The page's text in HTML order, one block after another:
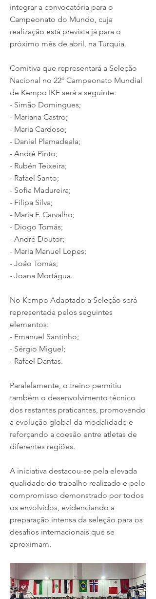
integrar a convocatória para o
Campeonato do Mundo, cuja
realização está prevista já para o
próximo mês de abril, na Turquia.
Comitiva que representará a Seleção
Nacional no 22º Campeonato Mundial
de Kempo IKF será a seguinte:
- Simão Domingues;
- Mariana Castro;
- Maria Cardoso;
- Daniel Plamadeala;
- André Pinto;
- Rubén Teixeira;
- Rafael Santo;
- Sofia Madureira;
- Filipa Silva;
- Maria F. Carvalho;
- Diogo Tomás;
- André Doutor;
- Maria Manuel Lopes;
- João Tomás;
- Joana Mortágua.
No Kempo Adaptado a Seleção será
representada pelos seguintes
elementos:
- Emanuel Santinho;
- Sérgio Miguel;
- Rafael Dantas.
Paralelamente, o treino permitiu
também o desenvolvimento técnico
dos restantes praticantes, promovendo
a evolução global da modalidade e
reforçando a coesão entre atletas de
diferentes regiões.
A iniciativa destacou-se pela elevada
qualidade do trabalho realizado e pelo
compromisso demonstrado por todos
os envolvidos, evidenciando a
preparação intensa da seleção para os
desafios internacionais que se
aproximam.